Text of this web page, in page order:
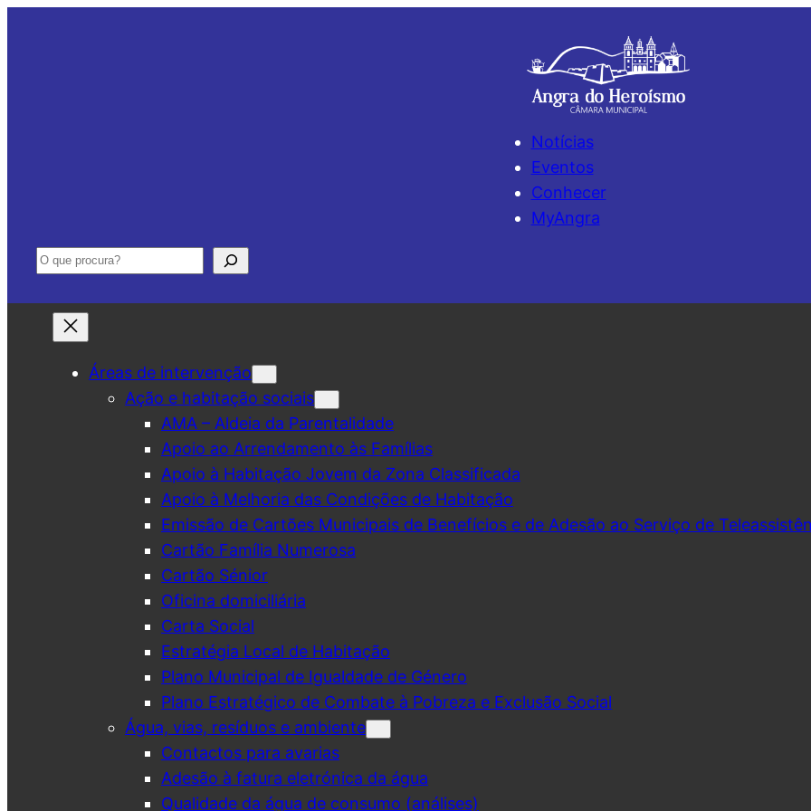
Notícias
Eventos
Conhecer
MyAngra
Pesquisar
Áreas de intervenção
Ação e habitação sociais
AMA – Aldeia da Parentalidade
Apoio ao Arrendamento às Famílias
Apoio à Habitação Jovem da Zona Classificada
Apoio à Melhoria das Condições de Habitação
Emissão de Cartões Municipais de Benefícios e de Adesão ao Serviço de
Cartão Família Numerosa
Cartão Sénior
Oficina domiciliária
Carta Social
Estratégia Local de Habitação
Plano Municipal de Igualdade de Género
Plano Estratégico de Combate à Pobreza e Exclusão Social
Água, vias, resíduos e ambiente
Contactos para avarias
Adesão à fatura eletrónica da água
Qualidade da água de consumo (análises)